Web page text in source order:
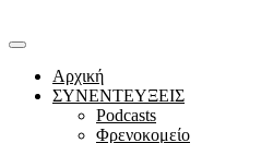
Αρχική
ΣΥΝΕΝΤΕΥΞΕΙΣ
Podcasts
Φρενοκομείο